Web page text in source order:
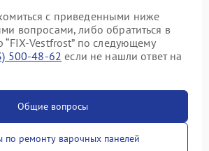
с приведенными ниже
вопросами, либо обратиться в
“FIX-Vestfrost” по следующему
500-48-62 если не нашли ответ на
Общие вопросы
по ремонту варочных панелей